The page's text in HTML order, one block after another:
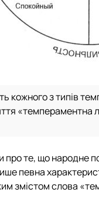
кожного з типів
про те, що народне
певна
змістом слова